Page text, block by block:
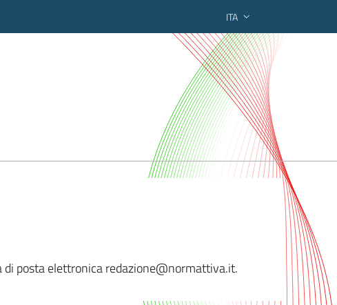
ITA
regionale
posta elettronica redazione@normattiva.it.